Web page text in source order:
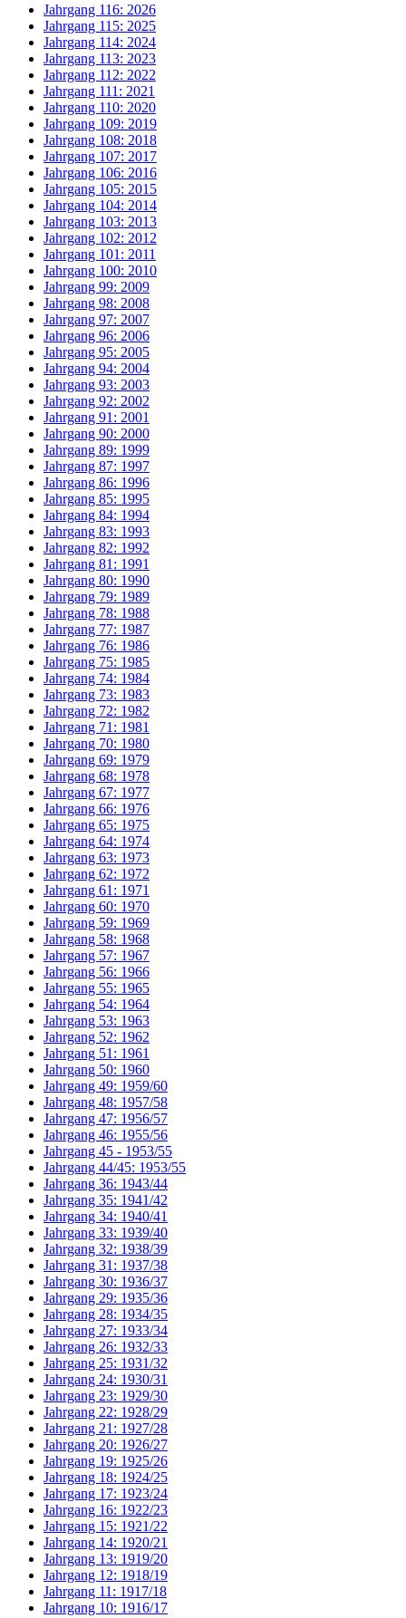
Jahrgang 116: 2026
Jahrgang 115: 2025
Jahrgang 114: 2024
Jahrgang 113: 2023
Jahrgang 112: 2022
Jahrgang 111: 2021
Jahrgang 110: 2020
Jahrgang 109: 2019
Jahrgang 108: 2018
Jahrgang 107: 2017
Jahrgang 106: 2016
Jahrgang 105: 2015
Jahrgang 104: 2014
Jahrgang 103: 2013
Jahrgang 102: 2012
Jahrgang 101: 2011
Jahrgang 100: 2010
Jahrgang 99: 2009
Jahrgang 98: 2008
Jahrgang 97: 2007
Jahrgang 96: 2006
Jahrgang 95: 2005
Jahrgang 94: 2004
Jahrgang 93: 2003
Jahrgang 92: 2002
Jahrgang 91: 2001
Jahrgang 90: 2000
Jahrgang 89: 1999
Jahrgang 87: 1997
Jahrgang 86: 1996
Jahrgang 85: 1995
Jahrgang 84: 1994
Jahrgang 83: 1993
Jahrgang 82: 1992
Jahrgang 81: 1991
Jahrgang 80: 1990
Jahrgang 79: 1989
Jahrgang 78: 1988
Jahrgang 77: 1987
Jahrgang 76: 1986
Jahrgang 75: 1985
Jahrgang 74: 1984
Jahrgang 73: 1983
Jahrgang 72: 1982
Jahrgang 71: 1981
Jahrgang 70: 1980
Jahrgang 69: 1979
Jahrgang 68: 1978
Jahrgang 67: 1977
Jahrgang 66: 1976
Jahrgang 65: 1975
Jahrgang 64: 1974
Jahrgang 63: 1973
Jahrgang 62: 1972
Jahrgang 61: 1971
Jahrgang 60: 1970
Jahrgang 59: 1969
Jahrgang 58: 1968
Jahrgang 57: 1967
Jahrgang 56: 1966
Jahrgang 55: 1965
Jahrgang 54: 1964
Jahrgang 53: 1963
Jahrgang 52: 1962
Jahrgang 51: 1961
Jahrgang 50: 1960
Jahrgang 49: 1959/60
Jahrgang 48: 1957/58
Jahrgang 47: 1956/57
Jahrgang 46: 1955/56
Jahrgang 45 - 1953/55
Jahrgang 44/45: 1953/55
Jahrgang 36: 1943/44
Jahrgang 35: 1941/42
Jahrgang 34: 1940/41
Jahrgang 33: 1939/40
Jahrgang 32: 1938/39
Jahrgang 31: 1937/38
Jahrgang 30: 1936/37
Jahrgang 29: 1935/36
Jahrgang 28: 1934/35
Jahrgang 27: 1933/34
Jahrgang 26: 1932/33
Jahrgang 25: 1931/32
Jahrgang 24: 1930/31
Jahrgang 23: 1929/30
Jahrgang 22: 1928/29
Jahrgang 21: 1927/28
Jahrgang 20: 1926/27
Jahrgang 19: 1925/26
Jahrgang 18: 1924/25
Jahrgang 17: 1923/24
Jahrgang 16: 1922/23
Jahrgang 15: 1921/22
Jahrgang 14: 1920/21
Jahrgang 13: 1919/20
Jahrgang 12: 1918/19
Jahrgang 11: 1917/18
Jahrgang 10: 1916/17